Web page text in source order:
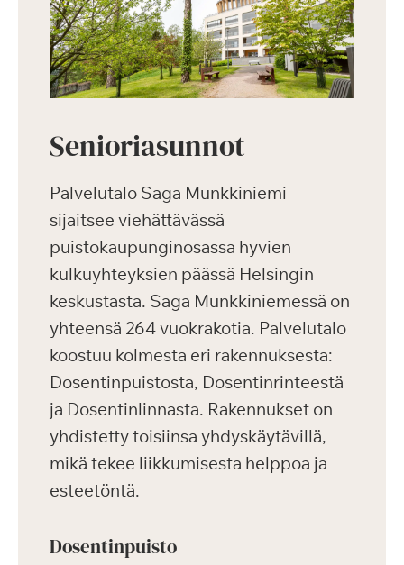
Senioriasunnot
Palvelutalo Saga Munkkiniemi
sijaitsee viehättävässä
puistokaupunginosassa hyvien
kulkuyhteyksien päässä Helsingin
keskustasta. Saga Munkkiniemessä on
yhteensä 264 vuokrakotia. Palvelutalo
koostuu kolmesta eri rakennuksesta:
Dosentinpuistosta, Dosentinrinteestä
ja Dosentinlinnasta. Rakennukset on
yhdistetty toisiinsa yhdyskäytävillä,
mikä tekee liikkumisesta helppoa ja
esteetöntä.
Dosentinpuisto